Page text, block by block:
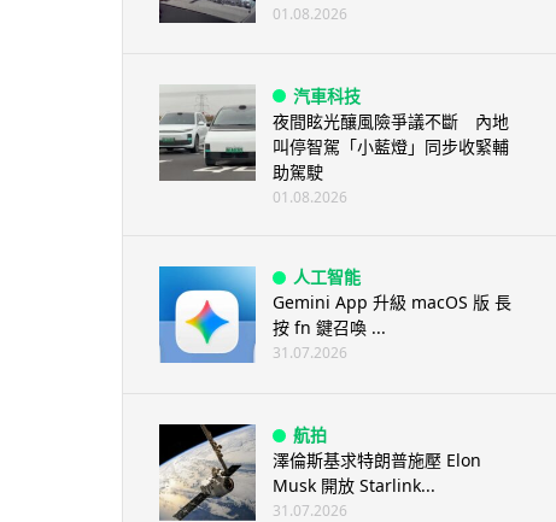
01.08.2026
汽車科技
夜間眩光釀風險爭議不斷 內地
叫停智駕「小藍燈」同步收緊輔
助駕駛
01.08.2026
人工智能
Gemini App 升級 macOS 版 長
按 fn 鍵召喚 ...
31.07.2026
航拍
澤倫斯基求特朗普施壓 Elon
Musk 開放 Starlink...
31.07.2026